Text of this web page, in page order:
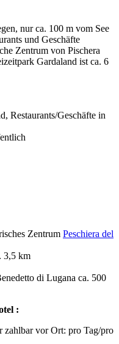
nur ca. 100 m vom See
und Geschäfte
Zentrum von Pischera
Gardaland ist ca. 6
Restaurants/Geschäfte in
Zentrum Peschiera del
3,5 km
di Lugana ca. 500
:
zahlbar vor Ort: pro Tag/pro